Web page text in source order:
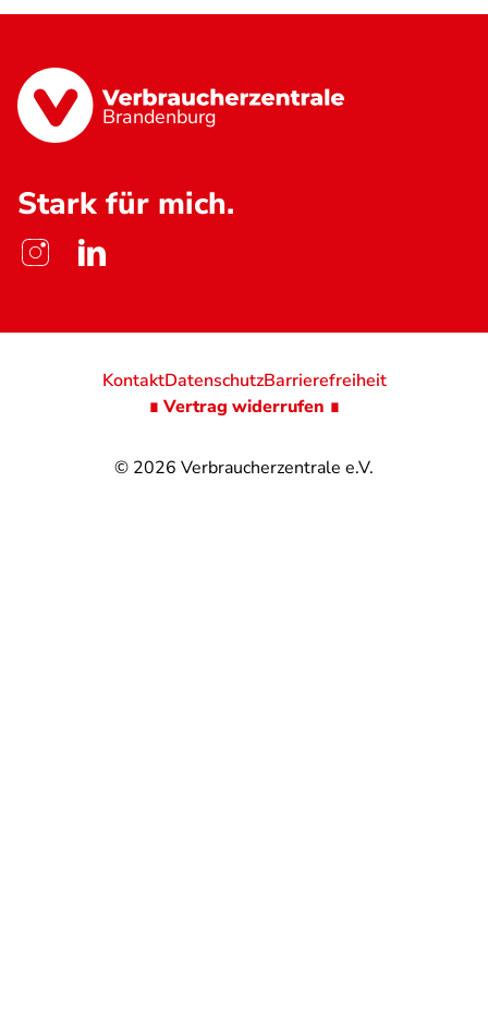
Brandenburg
Stark für mich.
© 2026 Verbraucherzentrale e.V.
KontaktDatenschutzBarrierefreiheit
∎ Vertrag widerrufen ∎